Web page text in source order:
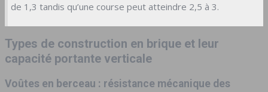
de 1,3 tandis qu’une course peut atteindre 2,5 à 3.
Types de construction en brique et leur
capacité portante verticale
Voûtes en berceau : résistance mécanique des